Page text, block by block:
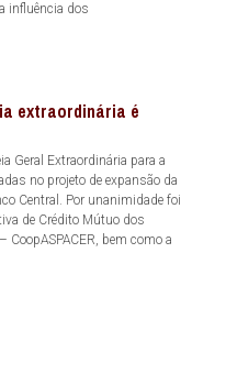
influência dos
extraordinária é
Geral Extraordinária para a
no projeto de expansão da
Central. Por unanimidade foi
de Crédito Mútuo dos
bem como a